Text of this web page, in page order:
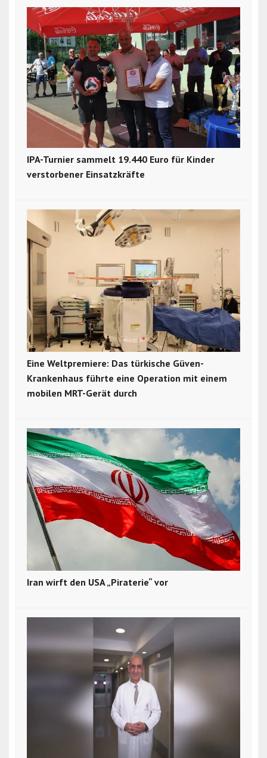
IPA-Turnier sammelt 19.440 Euro für Kinder
verstorbener Einsatzkräfte
Eine Weltpremiere: Das türkische Güven-
Krankenhaus führte eine Operation mit einem
mobilen MRT-Gerät durch
Iran wirft den USA „Piraterie“ vor